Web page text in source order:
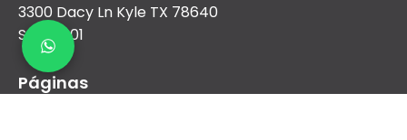
3300 Dacy Ln Kyle TX 78640
Suite 1001
Páginas